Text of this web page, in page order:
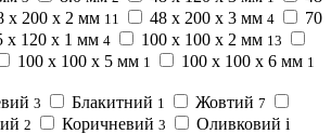
х 200 х 2 мм 11 48 х 200 х 3 мм 4
70
х 120 х 1 мм 4 100 х 100 х 2 мм 13
100 х 100 х 5 мм 1 100 х 100 х 6 мм 1
3 Блакитний 1 Жовтий 7
2 Коричневий 3
Оливковий і